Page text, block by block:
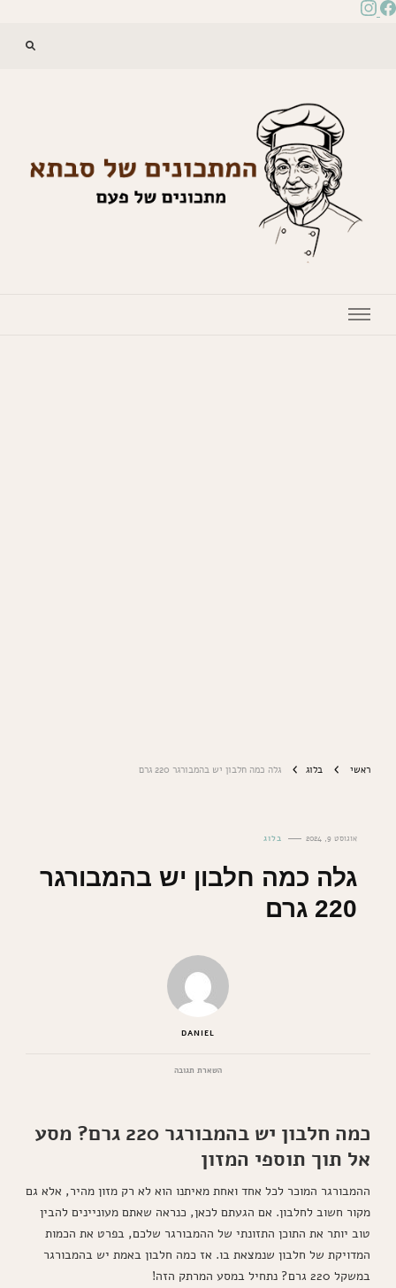
ראשי בלוג גלה כמה חלבון יש בהמבורגר 220 גרם
אוגוסט 9, 2024 בלוג
גלה כמה חלבון יש בהמבורגר
220 גרם
DANIEL
השארת תגובהבנושא
בהמבורגר
כמה חלבון יש בהמבורגר 220 גרם? מסע
אל תוך תוספי המזון
ההמבורגר המוכר לכל אחד ואחת מאיתנו הוא לא רק מזון מהיר, אלא גם
מקור חשוב לחלבון. אם הגעתם לכאן, כנראה שאתם מעוניינים להבין
טוב יותר את התוכן התזונתי של ההמבורגר שלכם, בפרט את הכמות
המדויקת של חלבון שנמצאת בו. אז כמה חלבון באמת יש בהמבורגר
במשקל 220 גרם? נתחיל במסע המרתק הזה!